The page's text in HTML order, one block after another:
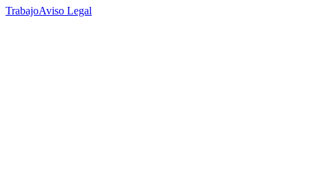
TrabajoAviso Legal